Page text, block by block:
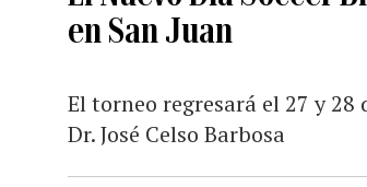
en San Juan
El torneo regresará el 27 y
Dr. José Celso Barbosa